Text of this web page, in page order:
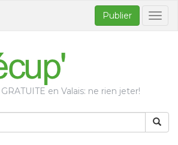
Publier
en Valais: ne rien jeter!